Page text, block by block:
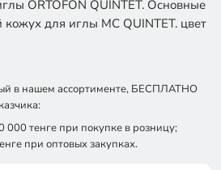
ORTOFON QUINTET. Основные
для иглы MC QUINTET. цвет
в нашем ассортименте, БЕСПЛАТНО
000 тенге при покупке в розницу;
при оптовых закупках.